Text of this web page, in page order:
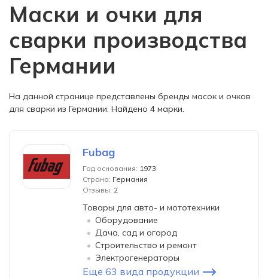
Маски и очки для
сварки производства
Германии
На данной странице представлены бренды масок и очков
для сварки из Германии. Найдено 4 марки.
Fubag
Год основания: 1973
Страна: Германия
Отзывы: 2
Товары для авто- и мототехники
Оборудование
Дача, сад и огород
Строительство и ремонт
Электрогенераторы
Еще 63 вида продукции